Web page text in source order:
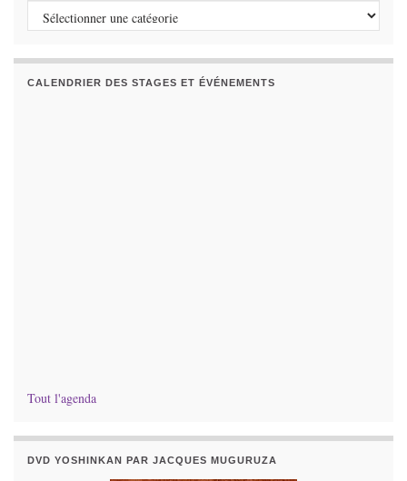
Catégories
CALENDRIER DES STAGES ET ÉVÉNEMENTS
Tout l'agenda
DVD YOSHINKAN PAR JACQUES MUGURUZA